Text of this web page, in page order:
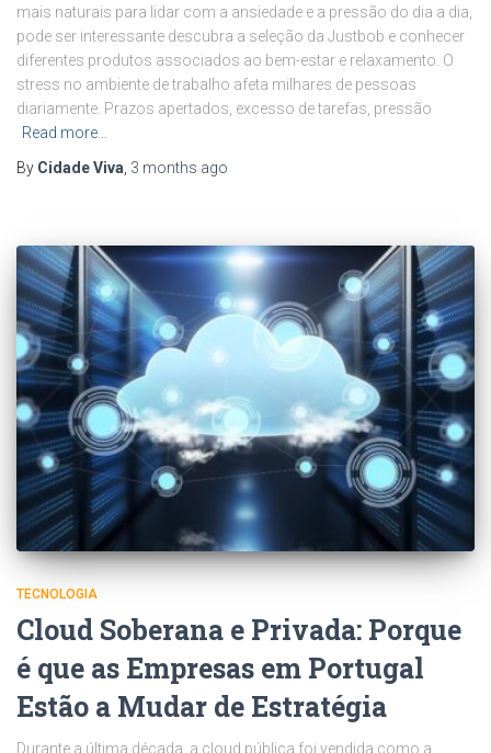
mais naturais para lidar com a ansiedade e a pressão do dia a dia,
pode ser interessante descubra a seleção da Justbob e conhecer
diferentes produtos associados ao bem-estar e relaxamento. O
stress no ambiente de trabalho afeta milhares de pessoas
diariamente. Prazos apertados, excesso de tarefas, pressão
Read more…
By Cidade Viva 3 months ago
TECNOLOGIA
Cloud Soberana e Privada: Porque
é que as Empresas em Portugal
Estão a Mudar de Estratégia
Durante a última década, a cloud pública foi vendida como a